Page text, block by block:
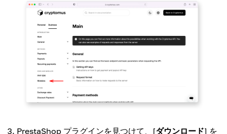
PrestaShop プラグインを見つけて、[ダウンロード] を